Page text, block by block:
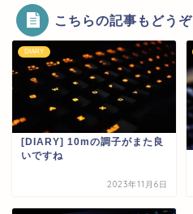
こちらの記事もどうぞ
DIARY
[DIARY] 10mの調子がまた良
いですね
2023年11月6日